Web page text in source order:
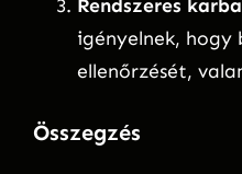
Rendszeres
igényelnek, hogy
ellenőrzését,
Összegzés